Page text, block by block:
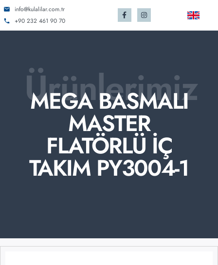
info@kulalilar.com.tr
+90 232 461 90 70
Ürünlerimiz
MEGA BASMALI
MASTER
FLATÖRLÜ İÇ
TAKIM PY3004-1